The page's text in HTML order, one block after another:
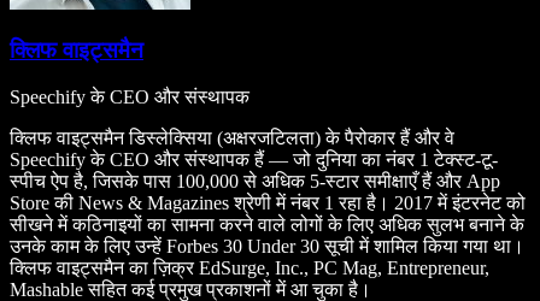
क्लिफ वाइट्समैन
Speechify के CEO और संस्थापक
क्लिफ वाइट्समैन डिस्लेक्सिया (अक्षरजटिलता) के पैरोकार हैं और वे
Speechify के CEO और संस्थापक हैं — जो दुनिया का नंबर 1 टेक्स्ट-टू-
स्पीच ऐप है, जिसके पास 100,000 से अधिक 5-स्टार समीक्षाएँ हैं और App
Store की News & Magazines श्रेणी में नंबर 1 रहा है। 2017 में इंटरनेट को
सीखने में कठिनाइयों का सामना करने वाले लोगों के लिए अधिक सुलभ बनाने के
उनके काम के लिए उन्हें Forbes 30 Under 30 सूची में शामिल किया गया था।
क्लिफ वाइट्समैन का ज़िक्र EdSurge, Inc., PC Mag, Entrepreneur,
Mashable सहित कई प्रमुख प्रकाशनों में आ चुका है।